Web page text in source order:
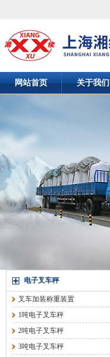
网站首页 关于我们
电子叉车秤
叉车加装称重装置
1吨电子叉车秤
2吨电子叉车秤
3吨电子叉车秤